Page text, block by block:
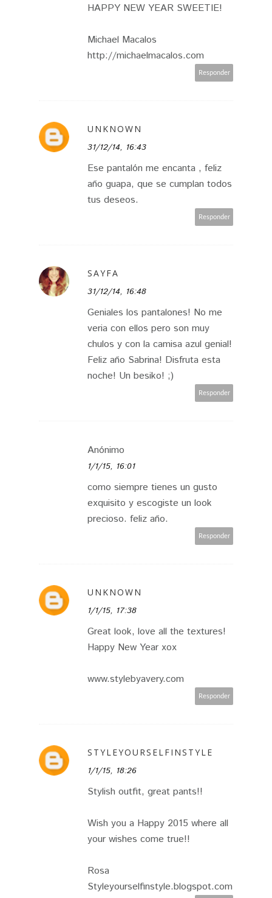
HAPPY NEW YEAR SWEETIE!
Michael Macalos
http://michaelmacalos.com
Responder
UNKNOWN
31/12/14, 16:43
Ese pantalón me encanta , feliz
año guapa, que se cumplan todos
tus deseos.
Responder
SAYFA
31/12/14, 16:48
Geniales los pantalones! No me
veria con ellos pero son muy
chulos y con la camisa azul genial!
Feliz año Sabrina! Disfruta esta
noche! Un besiko! ;)
Responder
Anónimo
1/1/15, 16:01
como siempre tienes un gusto
exquisito y escogiste un look
precioso. feliz año.
Responder
UNKNOWN
1/1/15, 17:38
Great look, love all the textures!
Happy New Year xox
www.stylebyavery.com
Responder
STYLEYOURSELFINSTYLE
1/1/15, 18:26
Stylish outfit, great pants!!
Wish you a Happy 2015 where all
your wishes come true!!
Rosa
Styleyourselfinstyle.blogspot.com